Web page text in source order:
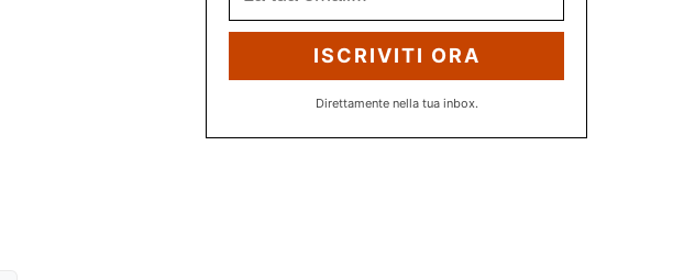
ISCRIVITI ORA
Direttamente nella tua inbox.